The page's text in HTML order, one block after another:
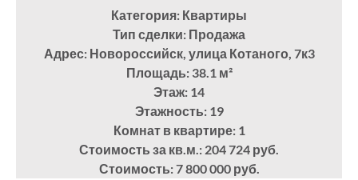
Категория: Квартиры
Тип сделки: Продажа
Адрес: Новороссийск, улица Котаного, 7к3
Площадь: 38.1м²
Этаж: 14
Этажность: 19
Комнат в квартире: 1
Стоимость за кв.м.: 204 724 руб.
Стоимость: 7 800 000 руб.